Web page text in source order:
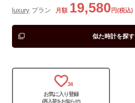
luxury プラン 月額 19,580 円(税込)
似た時計を探す
34
お気に入り登録
(再入荷をお知らせ)